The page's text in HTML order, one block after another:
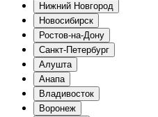
Нижний Новгород
Новосибирск
Ростов-на-Дону
Санкт-Петербург
Алушта
Анапа
Владивосток
Воронеж